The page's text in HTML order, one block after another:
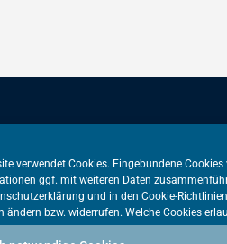
verwendet Cookies. Eingebundene
ggf. mit weiteren Daten
und in den Cookie-Richtlinien
ändern bzw. widerrufen. Welche Cookies
31
VATM-Büro
„House of
Rue de